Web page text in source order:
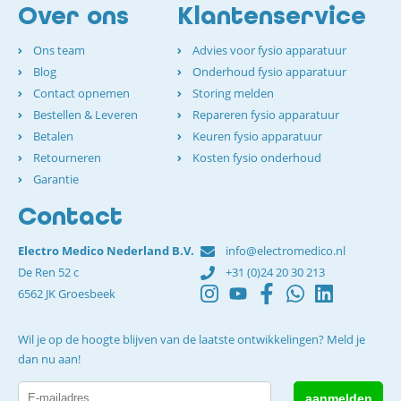
Over ons
Ons team
Blog
Contact opnemen
Bestellen & Leveren
Betalen
Retourneren
Garantie
Klantenservice
Advies voor fysio apparatuur
Onderhoud fysio apparatuur
Storing melden
Repareren fysio apparatuur
Keuren fysio apparatuur
Kosten fysio onderhoud
Contact
Electro Medico Nederland B.V.
De Ren 52 c
6562 JK Groesbeek
info@electromedico.nl
+31 (0)24 20 30 213
Wil je op de hoogte blijven van de laatste ontwikkelingen? Meld je
dan nu aan!